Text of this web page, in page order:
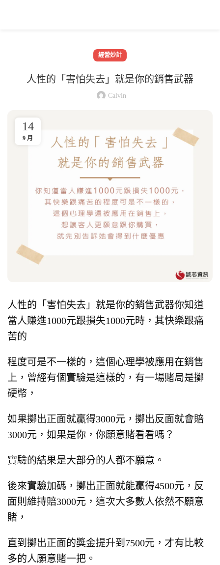
經營妙計
人性的「害怕失去」就是你的銷售武器
Calvin
14
9 月
人性的「害怕失去」就是你的銷售武器你知道
當人賺進1000元跟損失1000元時， 其快樂跟痛
苦的
程度可是不一樣的， 這個心理學被應用在銷售
上， 曾經有個實驗是這樣的， 有一場賭局是擲
硬幣，
如果擲出正面就贏得3000元， 擲出反面就會賠
3000元， 如果是你，你願意賭看看嗎？
實驗的結果是大部分的人都不願意。
後來實驗加碼， 擲出正面就能贏得4500元， 反
面則維持賠3000元， 這次大多數人依然不願意
賭，
直到擲出正面的獎金提升到7500元， 才有比較
多的人願意賭一把。